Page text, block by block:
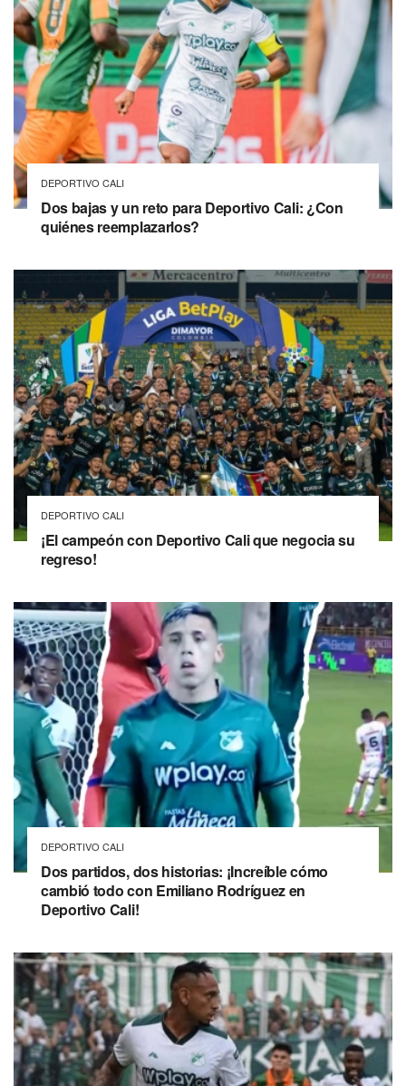
DEPORTIVO CALI
Dos bajas y un reto para Deportivo Cali: ¿Con
quiénes reemplazarlos?
DEPORTIVO CALI
¡El campeón con Deportivo Cali que negocia su
regreso!
DEPORTIVO CALI
Dos partidos, dos historias: ¡Increíble cómo
cambió todo con Emiliano Rodríguez en
Deportivo Cali!